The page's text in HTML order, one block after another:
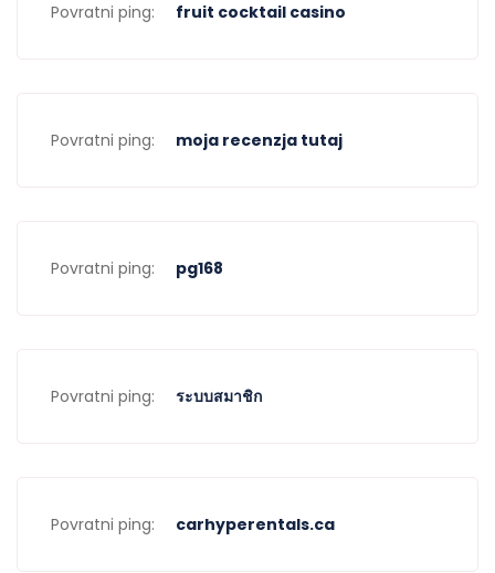
Povratni ping: fruit cocktail casino
Povratni ping: moja recenzja tutaj
Povratni ping: pg168
Povratni ping: ระบบสมาชิก
Povratni ping: carhyperentals.ca